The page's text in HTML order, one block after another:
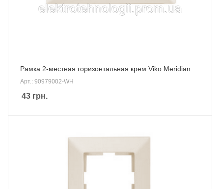
Рамка 2-местная горизонтальная крем Viko Meridian
Арт.: 90979002-WH
43 грн.